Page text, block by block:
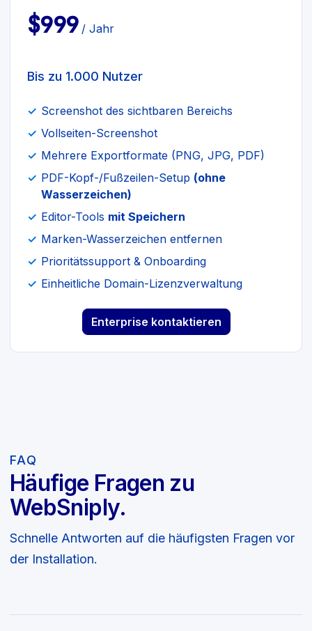
$999 / Jahr
Bis zu 1.000 Nutzer
Screenshot des sichtbaren Bereichs
Vollseiten-Screenshot
Mehrere Exportformate (PNG, JPG, PDF)
PDF-Kopf-/Fußzeilen-Setup (ohne
Wasserzeichen)
Editor-Tools mit Speichern
Marken-Wasserzeichen entfernen
Prioritätssupport & Onboarding
Einheitliche Domain-Lizenzverwaltung
Enterprise kontaktieren
FAQ
Häufige Fragen zu
WebSniply.
Schnelle Antworten auf die häufigsten Fragen vor
der Installation.